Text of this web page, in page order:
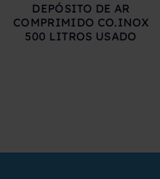
DEPÓSITO DE AR
COMPRIMIDO CO.INOX
500 LITROS USADO